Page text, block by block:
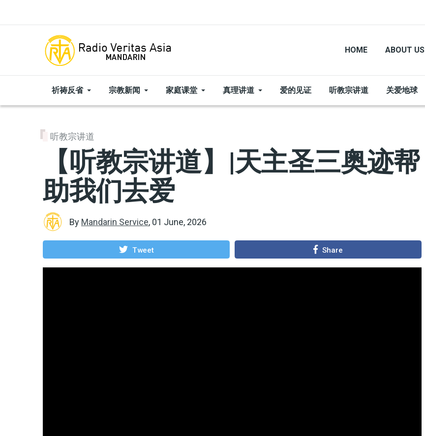
HOME ABOUT US
祈祷反省 宗教新闻 家庭课堂 真理讲道 爱的见证 听教宗讲道 关爱地球
听教宗讲道
【听教宗讲道】|天主圣三奥迹帮
助我们去爱
By Mandarin Service, 01 June, 2026
Tweet Share